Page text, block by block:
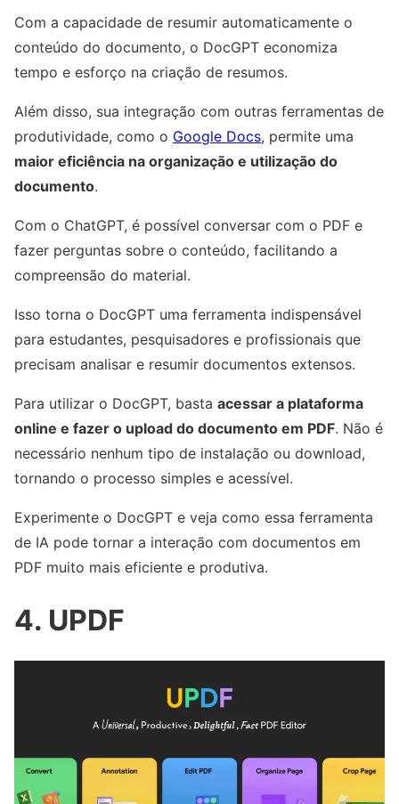
Com a capacidade de resumir automaticamente o
conteúdo do documento, o DocGPT economiza
tempo e esforço na criação de resumos.
Além disso, sua integração com outras ferramentas de
produtividade, como o Google Docs, permite uma
maior eficiência na organização e utilização do
documento.
Com o ChatGPT, é possível conversar com o PDF e
fazer perguntas sobre o conteúdo, facilitando a
compreensão do material.
Isso torna o DocGPT uma ferramenta indispensável
para estudantes, pesquisadores e profissionais que
precisam analisar e resumir documentos extensos.
Para utilizar o DocGPT, basta acessar a plataforma
online e fazer o upload do documento em PDF. Não é
necessário nenhum tipo de instalação ou download,
tornando o processo simples e acessível.
Experimente o DocGPT e veja como essa ferramenta
de IA pode tornar a interação com documentos em
PDF muito mais eficiente e produtiva.
4. UPDF